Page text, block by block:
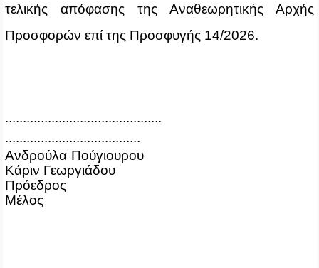
τελικής απόφασης της Αναθεωρητικής Αρχής
Προσφορών επί της Προσφυγής 14/2026.
............................................
......................................
Ανδρούλα Πούγιουρου
Κάριν Γεωργιάδου
Πρόεδρος
Μέλος